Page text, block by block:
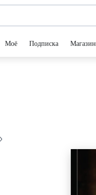
Моё Подписка Магазин